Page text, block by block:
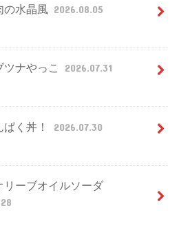
の水晶風 2026.08.05
ツナやっこ 2026.07.31
ぱく丼！ 2026.07.30
リーブオイルソーダ